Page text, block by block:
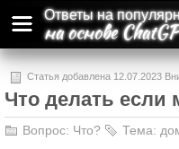
Ответы на
на основе
Статья добавлена 12.07.2023
и может содержать ошибки и
Что делать если
Вопрос: Что? Тема: